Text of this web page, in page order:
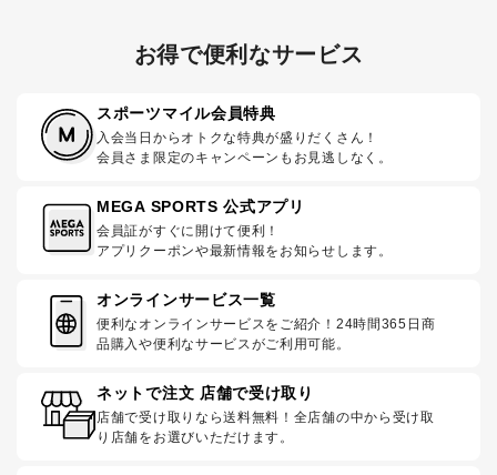
お得で便利なサービス
スポーツマイル会員特典
入会当日からオトクな特典が盛りだくさん！
会員さま限定のキャンペーンもお見逃しなく。
MEGA SPORTS 公式アプリ
会員証がすぐに開けて便利！
アプリクーポンや最新情報をお知らせします。
オンラインサービス一覧
便利なオンラインサービスをご紹介！24時間365日商
品購入や便利なサービスがご利用可能。
ネットで注文 店舗で受け取り
店舗で受け取りなら送料無料！全店舗の中から受け取
り店舗をお選びいただけます。